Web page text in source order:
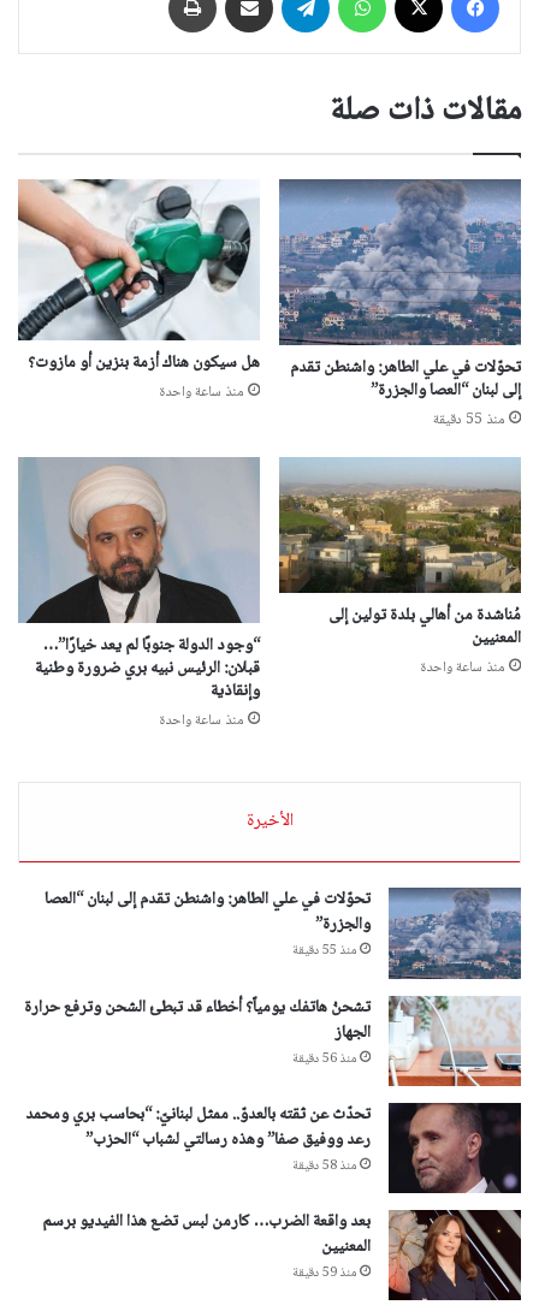
مقالات ذات صلة
تحوّلات في علي الطاهر: واشنطن تقدم
إلى لبنان “العصا والجزرة”
منذ 55 دقيقة
هل سيكون هناك أزمة بنزين أو مازوت؟
منذ ساعة واحدة
مُناشدة من أهالي بلدة تولين إلى
المعنيين
منذ ساعة واحدة
“وجود الدولة جنوبًا لم يعد خيارًا”…
قبلان: الرئيس نبيه بري ضرورة وطنية
وإنقاذية
منذ ساعة واحدة
الأخيرة
تحوّلات في علي الطاهر: واشنطن تقدم إلى لبنان “العصا
والجزرة”
منذ 55 دقيقة
تشحنُ هاتفك يومياً؟ أخطاء قد تبطئ الشحن وترفع حرارة
الجهاز
منذ 56 دقيقة
تحدّث عن ثقته بالعدوّ.. ممثل لبنانيّ: “بحاسب بري ومحمد
رعد ووفيق صفا” وهذه رسالتي لشباب “الحزب”
منذ 58 دقيقة
بعد واقعة الضرب… كارمن لبس تضع هذا الفيديو برسم
المعنيين
منذ 59 دقيقة